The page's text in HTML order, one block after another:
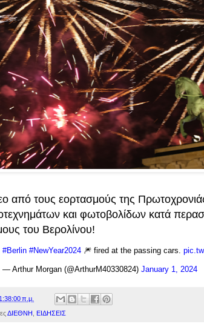
από τους εορτασμούς της
και φωτοβολίδων κατά
του Βερολίνου!
#Berlin #NewYear2024 🎆 fired at the passing cars.
— Arthur Morgan (@ArthurM40330824) January 1, 2024
π.μ.
ΔΙΕΘΝΗ ΕΙΔΗΣΕΙΣ